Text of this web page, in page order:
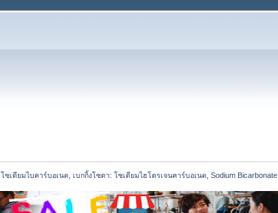
โซเดียมไบคาร์บอเนต, เบกกิ้งโซดา: โซเดียมไฮโดรเจนคาร์บอเนต, Sodium Bicarbonate